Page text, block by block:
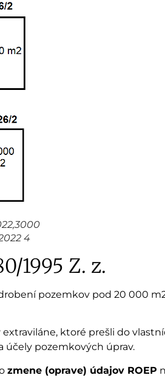
4
1995 Z. z.
pozemkov pod 20 000 m2
extraviláne, ktoré prešli do
účely pozemkových úprav.
zmene (oprave) údajov ROEP